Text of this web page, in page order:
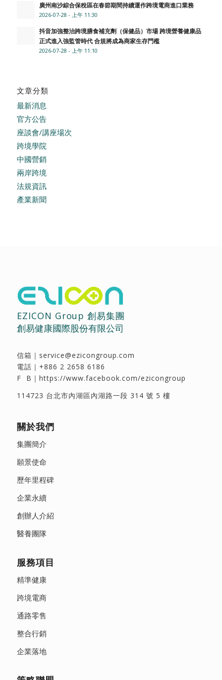
廣州南沙綜合保稅區在春節期間持續運作跨境電商進口業務
2026-07-28 - 上午 11:30
抖音加強整治跨境膳食補充劑（保健品）市場 跨境營養健康品
正式進入強監管時代 合規將成為商家生存門檻
2026-07-28 - 上午 11:10
文章分類
最新消息
官方公告
座談會/講座場次
跨境學院
中國營銷
兩岸跨境
法規資訊
產業新聞
EZICON Group 創易集團
創易健康國際股份有限公司
信箱｜ service@ezicongroup.com
電話｜ +886 2 2658 6186
F B｜ https://www.facebook.com/ezicongroup
114723 台北市內湖區內湖路一段 314 號 5 樓
關於我們
集團簡介
願景使命
歷年里程碑
企業永續
創辦人介紹
醫養團隊
服務項目
精準健康
跨境電商
通路零售
整合行銷
企業落地